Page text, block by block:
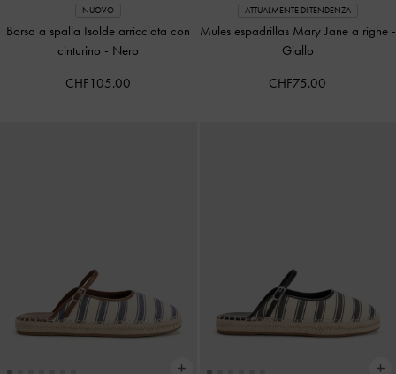
NUOVO
Borsa a spalla Isolde arricciata con
cinturino - Nero
CHF105.00
ATTUALMENTE DI TENDENZA
Mules espadrillas Mary Jane a righe -
Giallo
CHF75.00